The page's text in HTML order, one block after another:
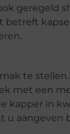
geregeld
te
met een
kapper in
u aangeven